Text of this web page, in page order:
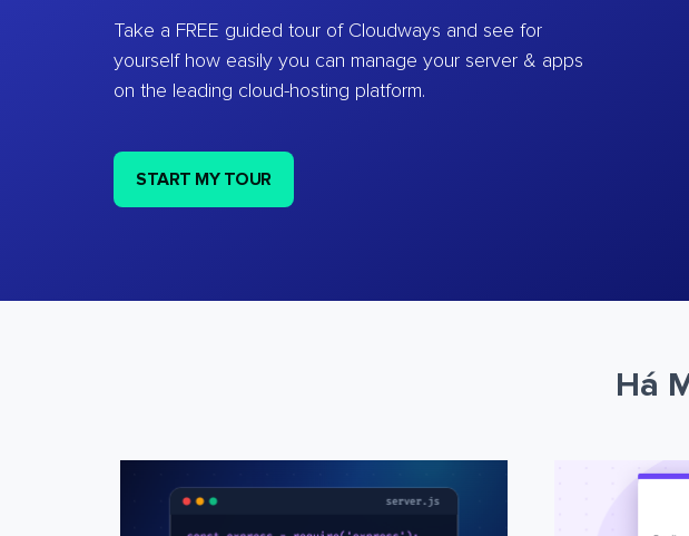
Take a FREE guided tour of Cloudways and see for
yourself how easily you can manage your server & apps
on the leading cloud-hosting platform.
START MY TOUR
Há